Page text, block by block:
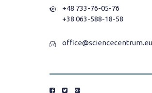
+48 733-76-05-76
+38 063-588-18-58
office@sciencecentrum.eu